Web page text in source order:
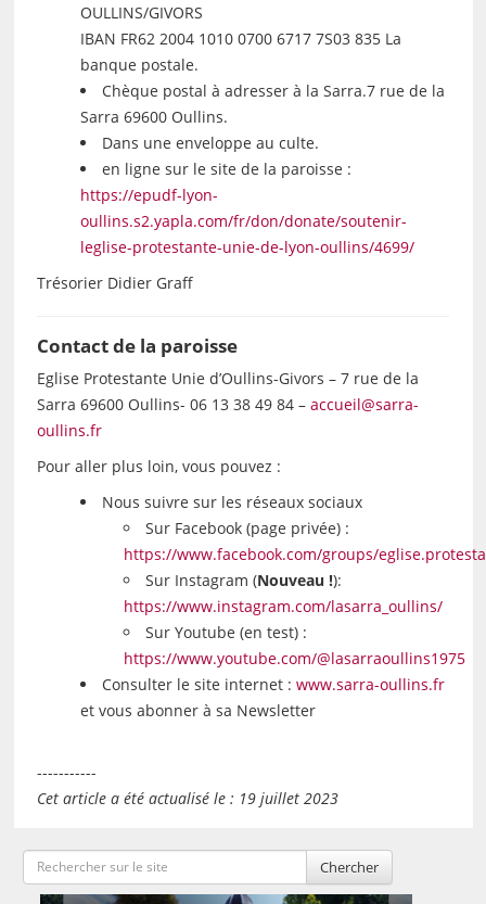
OULLINS/GIVORS
IBAN FR62 2004 1010 0700 6717 7S03 835 La
banque postale.
Chèque postal à adresser à la Sarra.7 rue de la
Sarra 69600 Oullins.
Dans une enveloppe au culte.
en ligne sur le site de la paroisse :
https://epudf-lyon-
oullins.s2.yapla.com/fr/don/donate/soutenir-
leglise-protestante-unie-de-lyon-oullins/4699/
Trésorier Didier Graff
Contact de la paroisse
Eglise Protestante Unie d’Oullins-Givors – 7 rue de la
Sarra 69600 Oullins- 06 13 38 49 84 – accueil@sarra-
oullins.fr
Pour aller plus loin, vous pouvez :
Nous suivre sur les réseaux sociaux
Sur Facebook (page privée) :
https://www.facebook.com/groups/
Sur Instagram (Nouveau !):
https://www.instagram.com/lasarra_oullins/
Sur Youtube (en test) :
https://www.youtube.com/@lasarraoullins1975
Consulter le site internet : www.sarra-oullins.fr
et vous abonner à sa Newsletter
-----------
Cet article a été actualisé le : 19 juillet 2023
Chercher